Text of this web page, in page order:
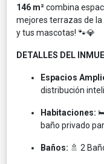
146 m²combina
mejores terrazas de la
y tus mascotas! 🐾💎
DETALLES DEL
Espacios
distribución
Habitaciones:
baño privado
Baños: 🚿 2